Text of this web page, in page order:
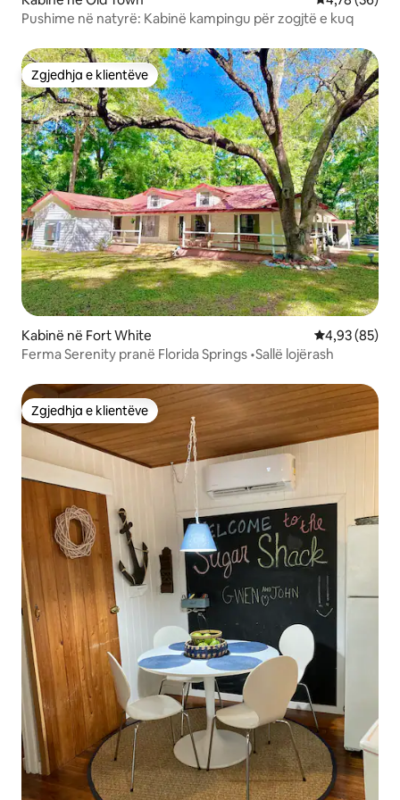
Pushime në natyrë: Kabinë kampingu për zogjtë e kuq
Zgjedhja e klientëve
Zgjedhja e klientëve
Kabinë në Fort White Vlerësimi
4,93 (85)
Ferma Serenity pranë Florida Springs •Sallë lojërash
Zgjedhja e klientëve
Zgjedhja e klientëve